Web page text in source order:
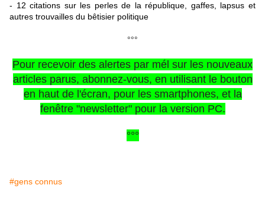
- 12 citations sur les perles de la république, gaffes, lapsus et
autres trouvailles du bêtisier politique
°°°
Pour recevoir des alertes par mél sur les nouveaux
articles parus, abonnez-vous, en utilisant le bouton
en haut de l'écran, pour les smartphones, et la
fenêtre "newsletter" pour la version PC.
°°°
#gens connus